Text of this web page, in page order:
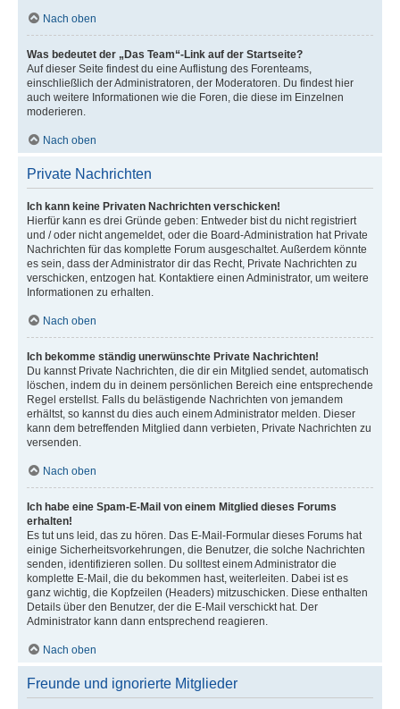
Nach oben
Was bedeutet der „Das Team“-Link auf der Startseite?
Auf dieser Seite findest du eine Auflistung des Forenteams,
einschließlich der Administratoren, der Moderatoren. Du findest hier
auch weitere Informationen wie die Foren, die diese im Einzelnen
moderieren.
Nach oben
Private Nachrichten
Ich kann keine Privaten Nachrichten verschicken!
Hierfür kann es drei Gründe geben: Entweder bist du nicht registriert
und / oder nicht angemeldet, oder die Board-Administration hat Private
Nachrichten für das komplette Forum ausgeschaltet. Außerdem könnte
es sein, dass der Administrator dir das Recht, Private Nachrichten zu
verschicken, entzogen hat. Kontaktiere einen Administrator, um weitere
Informationen zu erhalten.
Nach oben
Ich bekomme ständig unerwünschte Private Nachrichten!
Du kannst Private Nachrichten, die dir ein Mitglied sendet, automatisch
löschen, indem du in deinem persönlichen Bereich eine entsprechende
Regel erstellst. Falls du belästigende Nachrichten von jemandem
erhältst, so kannst du dies auch einem Administrator melden. Dieser
kann dem betreffenden Mitglied dann verbieten, Private Nachrichten zu
versenden.
Nach oben
Ich habe eine Spam-E-Mail von einem Mitglied dieses Forums
erhalten!
Es tut uns leid, das zu hören. Das E-Mail-Formular dieses Forums hat
einige Sicherheitsvorkehrungen, die Benutzer, die solche Nachrichten
senden, identifizieren sollen. Du solltest einem Administrator die
komplette E-Mail, die du bekommen hast, weiterleiten. Dabei ist es
ganz wichtig, die Kopfzeilen (Headers) mitzuschicken. Diese enthalten
Details über den Benutzer, der die E-Mail verschickt hat. Der
Administrator kann dann entsprechend reagieren.
Nach oben
Freunde und ignorierte Mitglieder